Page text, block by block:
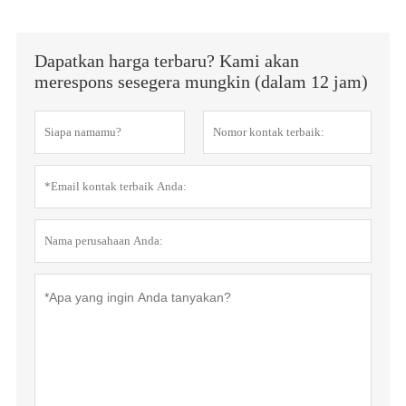
Dapatkan harga terbaru? Kami akan
merespons sesegera mungkin (dalam 12 jam)